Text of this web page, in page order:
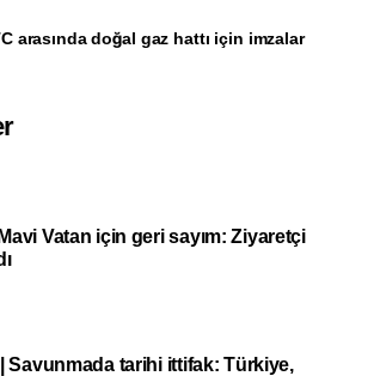
arasında doğal gaz hattı için imzalar
Vatan için geri sayım: Ziyaretçi
Savunmada tarihi ittifak: Türkiye,